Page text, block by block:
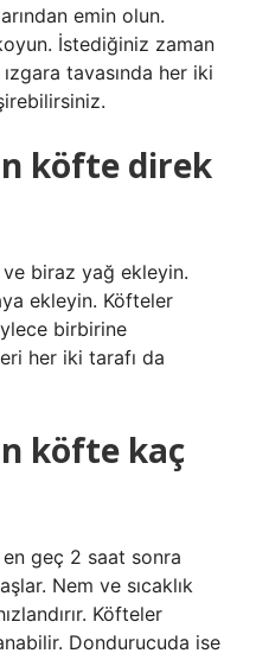
emin olun.
İstediğiniz zaman
tavasında her iki
köfte direk
ve biraz yağ ekleyin.
ekleyin. Köfteler
birbirine
her iki tarafı da
köfte kaç
en geç 2 saat sonra
Nem ve sıcaklık
Köfteler
Dondurucuda ise